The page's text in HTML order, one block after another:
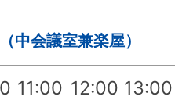
中会議室兼楽屋）
11:00 12:00 13:00